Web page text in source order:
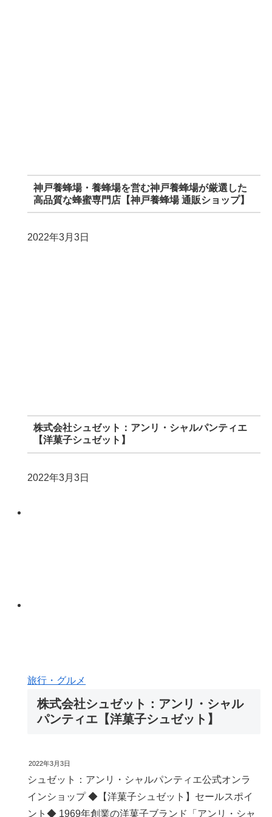
神戸養蜂場・養蜂場を営む神戸養蜂場が厳選した
高品質な蜂蜜専門店【神戸養蜂場 通販ショップ】
2022年3月3日
株式会社シュゼット：アンリ・シャルパンティエ
【洋菓子シュゼット】
2022年3月3日
旅行・グルメ
株式会社シュゼット：アンリ・シャル
パンティエ【洋菓子シュゼット】
2022年3月3日
シュゼット：アンリ・シャルパンティエ公式オンラ
インショップ ◆【洋菓子シュゼット】セールスポイ
ント◆ 1969年創業の洋菓子ブランド「アンリ・シャ